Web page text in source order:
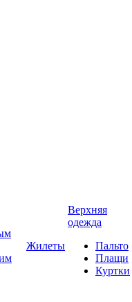
Жилеты
Верхняя
одежда
Пальто
Плащи
Куртки